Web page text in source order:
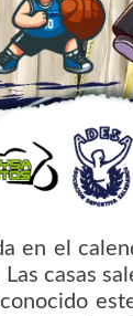
en el
Las casas